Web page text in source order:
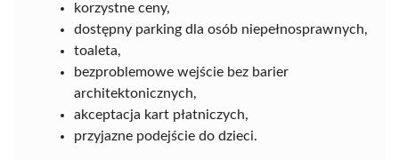
korzystne ceny,
dostępny parking dla osób niepełnosprawnych,
toaleta,
bezproblemowe wejście bez barier
architektonicznych,
akceptacja kart płatniczych,
przyjazne podejście do dzieci.